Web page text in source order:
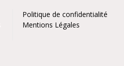
Politique de confidentialité
Mentions Légales